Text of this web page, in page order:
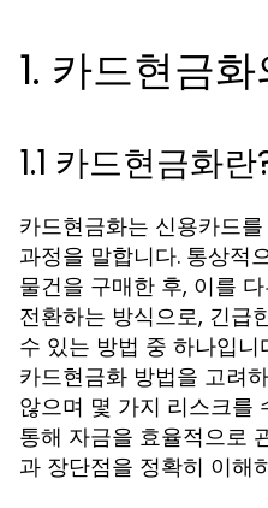
1. 카드현금
1.1 카드현금화란
카드현금화는 신용카드
과정을 말합니다. 통상적
물건을 구매한 후, 이를
전환하는 방식으로, 긴급
수 있는 방법 중 하나입
카드현금화 방법을 고려
않으며 몇 가지 리스크를
통해 자금을 효율적으로
과 장단점을 정확히 이해